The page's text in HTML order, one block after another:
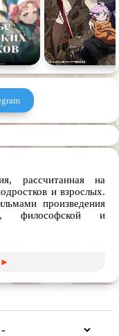
рассчитанная на
и взрослых.
произведения
философской и
ограничивается
аниме есть и
и другими
в параллельных
существ, и даже
►